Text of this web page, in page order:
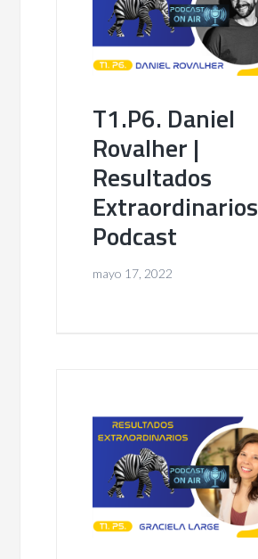
T1.P6. Daniel
Rovalher |
Resultados
Extraordinarios
Podcast
mayo 17, 2022